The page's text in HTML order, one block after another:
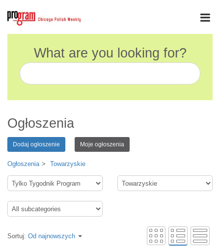
What are you looking for?
Ogłoszenia
Dodaj ogłoszenie Moje ogłoszenia
Ogłoszenia Towarzyskie
Sortuj: Od najnowszych